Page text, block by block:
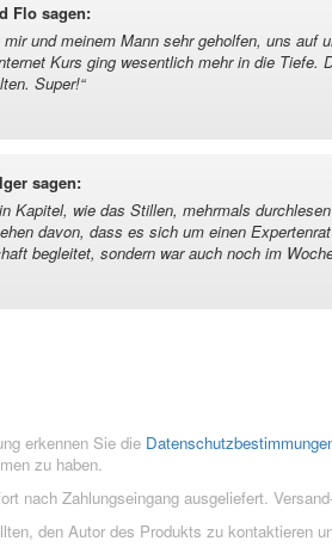
Flo sagen:
und meinem Mann sehr geholfen, uns auf
Kurs ging wesentlich mehr in die
Super!“
sagen:
Kapitel, wie das Stillen, mehrmals
davon, dass es sich um einen
begleitet, sondern war auch noch im
erkennen Sie die
zu haben.
nach Zahlungseingang ausgeliefert.
den Autor des Produkts zu kontaktieren